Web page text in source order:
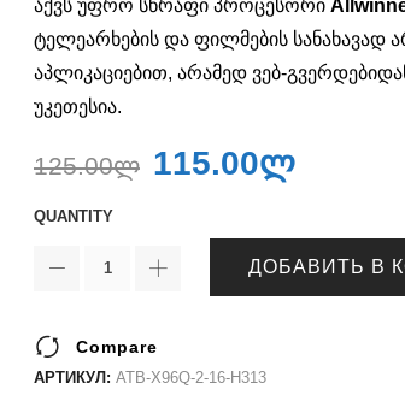
აქვს უფრო სწრაფი პროცესორი
ტელეარხების და ფილმების
აპლიკაციებით, არამედ ვებ-
უკეთესია.
125.00ლ 115.00ლ
QUANTITY
ДОБАВИТЬ В
Compare
АРТИКУЛ: ATB-X96Q-2-16-H313